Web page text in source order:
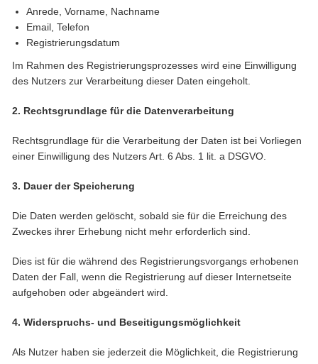
Anrede, Vorname, Nachname
Email, Telefon
Registrierungsdatum
Im Rahmen des Registrierungsprozesses wird eine Einwilligung
des Nutzers zur Verarbeitung dieser Daten eingeholt.
2. Rechtsgrundlage für die Datenverarbeitung
Rechtsgrundlage für die Verarbeitung der Daten ist bei Vorliegen
einer Einwilligung des Nutzers Art. 6 Abs. 1 lit. a DSGVO.
3. Dauer der Speicherung
Die Daten werden gelöscht, sobald sie für die Erreichung des
Zweckes ihrer Erhebung nicht mehr erforderlich sind.
Dies ist für die während des Registrierungsvorgangs erhobenen
Daten der Fall, wenn die Registrierung auf dieser Internetseite
aufgehoben oder abgeändert wird.
4. Widerspruchs- und Beseitigungsmöglichkeit
Als Nutzer haben sie jederzeit die Möglichkeit, die Registrierung